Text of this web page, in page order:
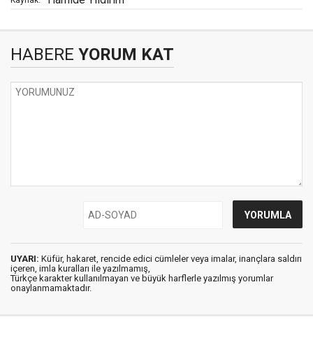
HABERE YORUM KAT
UYARI: Küfür, hakaret, rencide edici cümleler veya imalar, inançlara saldırı
içeren, imla kuralları ile yazılmamış,
Türkçe karakter kullanılmayan ve büyük harflerle yazılmış yorumlar
onaylanmamaktadır.